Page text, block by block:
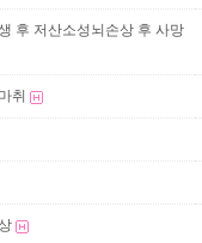
후 저산소성뇌손상 후 사망
취